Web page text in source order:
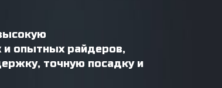
и опытных райдеров,
точную посадку и